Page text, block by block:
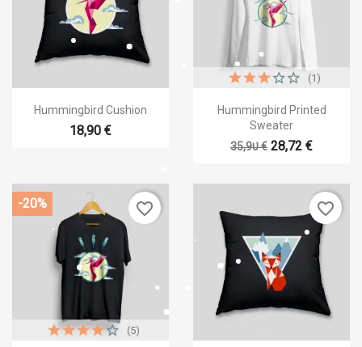
Aperçu rapide
Hummingbird Cushion
18,90 €
Aperçu rapide
Hummingbird Printed
Sweater
35,90 € 28,72 €
(1)
(5)
-20% favorite_border favorite_border
Créer une liste d'envies ×
Nom de la liste d'envies